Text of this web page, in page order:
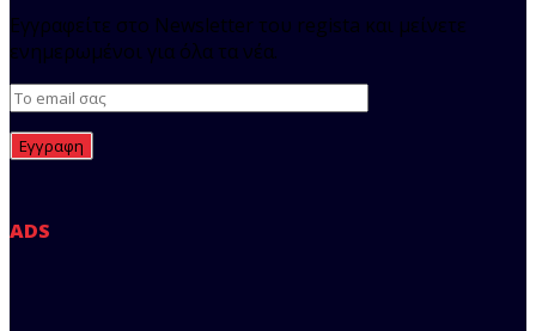
Εγγραφείτε στο Newsletter του regista και μείνετε
ενημερωμένοι για όλα τα νέα.
ADS